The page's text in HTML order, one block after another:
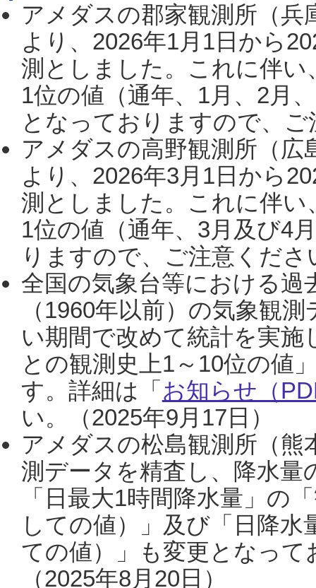
アメダスの郡家観測所（
より、2026年1月1日から
測としました。これに伴い
1位の値（通年、1月、2月
となっておりますので、
アメダスの高野観測所（
より、2026年3月1日から
測としました。これに伴い
1位の値（通年、3月及び4
りますので、ご注意くだ
全国の気象台等における過
（1960年以前）の気象観
い期間で改めて統計を実
との観測史上1～10位の値
す。詳細は「 お知らせ（
い。（2025年9月17日）
アメダスの松島観測所（熊
測データを精査し、降水
「日最大1時間降水量」の
しての値）」及び「日降
ての値）」も変更となっ
（2025年8月20日）